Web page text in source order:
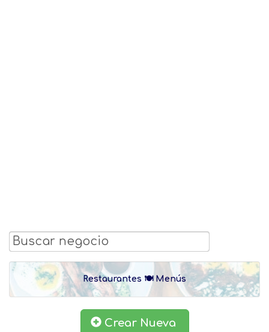
Restaurantes 🍽 Menús
Crear Nueva